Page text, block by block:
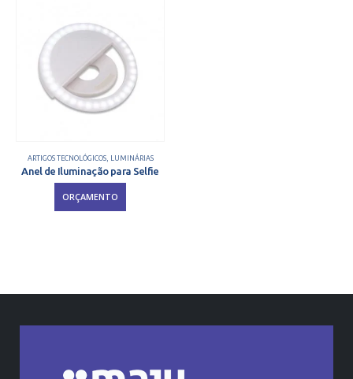
ARTIGOS TECNOLÓGICOS, LUMINÁRIAS
Anel de Iluminação para Selfie
ORÇAMENTO